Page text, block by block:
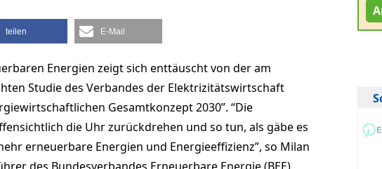
teilen E-Mail
Energien zeigt sich enttäuscht von der am
Studie des Verbandes der Elektrizitätswirtschaft
Gesamtkonzept 2030”. “Die
die Uhr zurückdrehen und so tun, als gäbe es
erneuerbare Energien und Energieeffizienz”, so Milan